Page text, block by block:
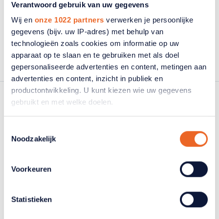
Verantwoord gebruik van uw gegevens
Wij en onze 1022 partners verwerken je persoonlijke
gegevens (bijv. uw IP-adres) met behulp van
technologieën zoals cookies om informatie op uw
apparaat op te slaan en te gebruiken met als doel
gepersonaliseerde advertenties en content, metingen aan
advertenties en content, inzicht in publiek en
productontwikkeling. U kunt kiezen wie uw gegevens
gebruikt en met welke doelen.
Informatie verzamelen over uw geografische
Uw apparaat identificeren door het actief te
scannen op specifieke eigenschappen (fingerprinting)
verwerkt en stel uw voorkeuren in het
detailgedeelte in.
Noodzakelijk
Voorkeuren
Statistieken
Waan je voor even James
Bond